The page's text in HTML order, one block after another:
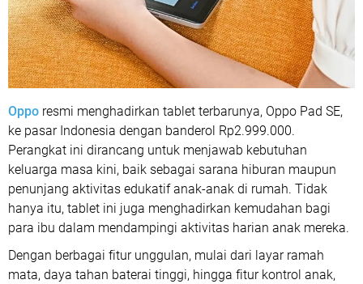
Oppo resmi menghadirkan tablet terbarunya, Oppo Pad SE,
ke pasar Indonesia dengan banderol Rp2.999.000.
Perangkat ini dirancang untuk menjawab kebutuhan
keluarga masa kini, baik sebagai sarana hiburan maupun
penunjang aktivitas edukatif anak-anak di rumah. Tidak
hanya itu, tablet ini juga menghadirkan kemudahan bagi
para ibu dalam mendampingi aktivitas harian anak mereka.
Dengan berbagai fitur unggulan, mulai dari layar ramah
mata, daya tahan baterai tinggi, hingga fitur kontrol anak,